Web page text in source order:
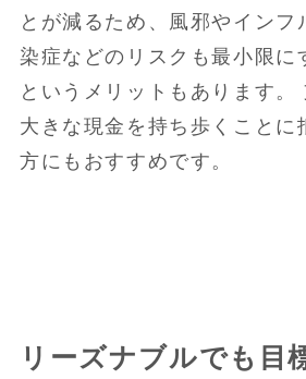
とが減るため、風邪やインフ
染症などのリスクも最小限に
というメリットもあります。
大きな現金を持ち歩くことに
方にもおすすめです。
リーズナブルでも目